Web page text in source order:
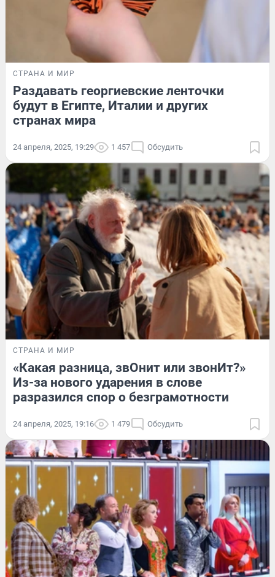
СТРАНА И МИР
Раздавать георгиевские ленточки
будут в Египте, Италии и других
странах мира
24 апреля, 2025, 19:29 1 457 Обсудить
СТРАНА И МИР
«Какая разница, звОнит или звонИт?»
Из-за нового ударения в слове
разразился спор о безграмотности
24 апреля, 2025, 19:16 1 479 Обсудить